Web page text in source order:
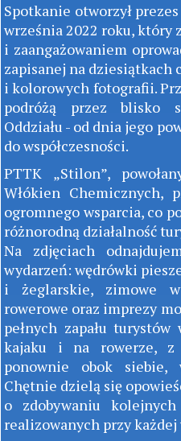
Spotkanie otworzył
września 2022 roku, który
i zaangażowaniem
zapisanej na dziesiątkach
i kolorowych fotografii.
podróżą przez blisko
Oddziału - od dnia jego
do współczesności.
PTTK „Stilon”,
Włókien Chemicznych,
ogromnego wsparcia, co
różnorodną działalność
Na zdjęciach
wydarzeń: wędrówki
i żeglarskie, zimowe
rowerowe oraz imprezy
pełnych zapału
kajaku i na rowerze,
ponownie obok siebie,
Chętnie dzielą się
o zdobywaniu
realizowanych przy